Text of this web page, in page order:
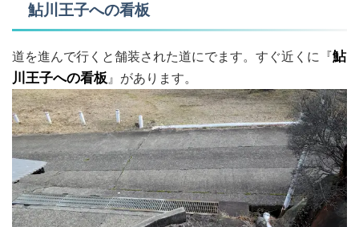
鮎川王子への看板
道を進んで行くと舗装された道にでます。すぐ近くに『鮎
川王子への看板』があります。